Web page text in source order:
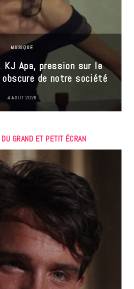
MUSIQUE
KJ Apa, pression sur le
de notre société
4 AOÛT 2026
GRAND ET PETIT ÉCRAN